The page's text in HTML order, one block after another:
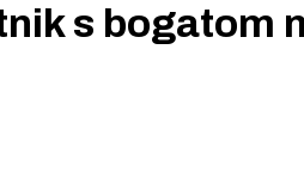
s bogatom